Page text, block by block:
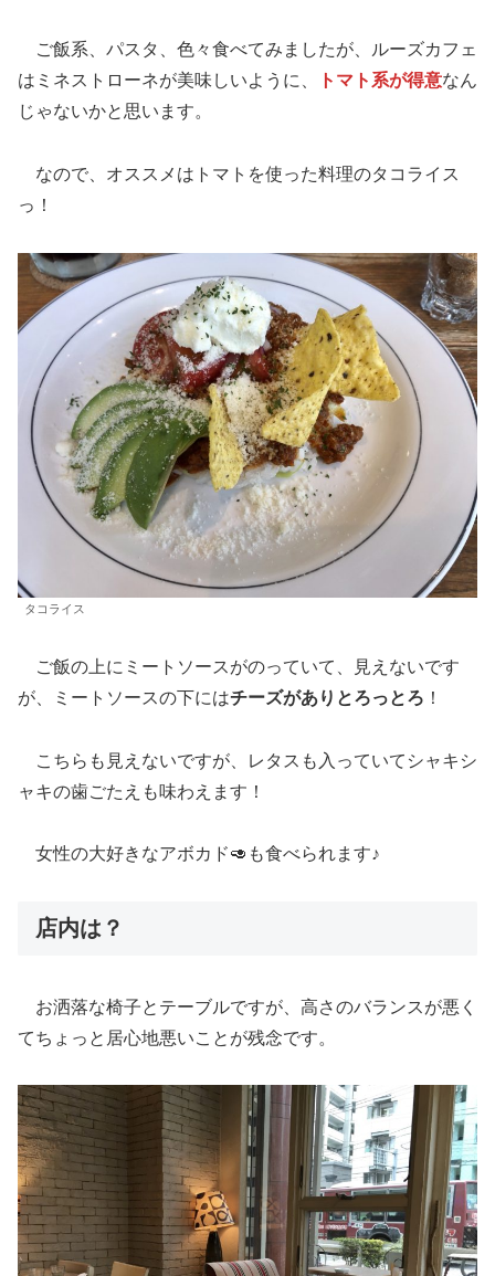
ご飯系、パスタ、色々食べてみましたが、ルーズカフェ
はミネストローネが美味しいように、
トマト系が得意なん
じゃないかと思います。
なので、オススメはトマトを使った料理のタコライス
っ！
タコライス
ご飯の上にミートソースがのっていて、見えないです
が、ミートソースの下にはチーズがありとろっとろ ！
こちらも見えないですが、レタスも入っていてシャキシ
ャキの歯ごたえも味わえます！
女性の大好きなアボカド🥑も食べられます♪
店内は？
お洒落な椅子とテーブルですが、高さのバランスが悪く
てちょっと居心地悪いことが残念です。